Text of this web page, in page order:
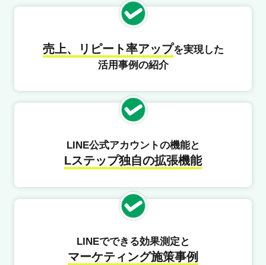
売上、リピート率アップを実現した
活用事例の紹介
LINE公式アカウントの機能と
Lステップ独自の拡張機能
LINEでできる効果測定と
マーケティング施策事例